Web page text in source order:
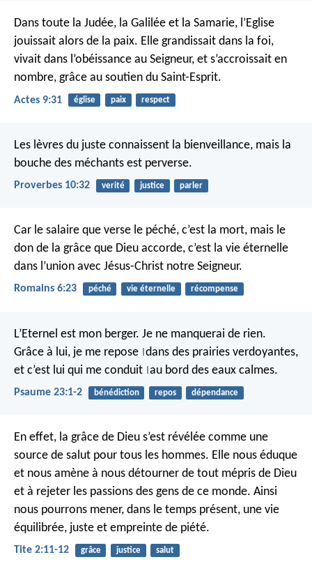
Dans toute la Judée, la Galilée et la Samarie, l’Eglise
jouissait alors de la paix. Elle grandissait dans la foi,
vivait dans l’obéissance au Seigneur, et s’accroissait en
nombre, grâce au soutien du Saint-Esprit.
Actes 9:31 église paix respect
Les lèvres du juste connaissent la bienveillance, mais la
bouche des méchants est perverse.
Proverbes 10:32 verité justice parler
Car le salaire que verse le péché, c’est la mort, mais le
don de la grâce que Dieu accorde, c’est la vie éternelle
dans l’union avec Jésus-Christ notre Seigneur.
Romains 6:23 péché vie éternelle récompense
L’Eternel est mon berger. Je ne manquerai de rien.
Grâce à lui, je me repose dans des prairies verdoyantes,
et c’est lui qui me conduit au bord des eaux calmes.
Psaume 23:1-2 bénédiction repos dépendance
En effet, la grâce de Dieu s’est révélée comme une
source de salut pour tous les hommes. Elle nous éduque
et nous amène à nous détourner de tout mépris de Dieu
et à rejeter les passions des gens de ce monde. Ainsi
nous pourrons mener, dans le temps présent, une vie
équilibrée, juste et empreinte de piété.
Tite 2:11-12 grâce justice salut